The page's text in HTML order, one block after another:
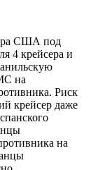
США под
4 крейсера и
на
Риск
крейсер даже
на